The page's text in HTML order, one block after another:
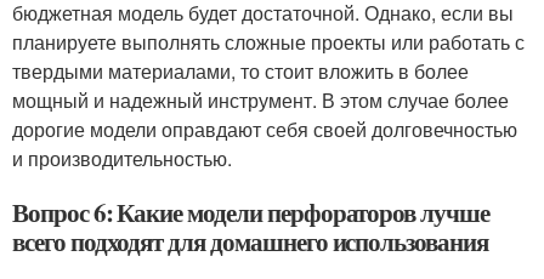
бюджетная модель будет достаточной. Однако, если вы
планируете выполнять сложные проекты или работать с
твердыми материалами, то стоит вложить в более
мощный и надежный инструмент. В этом случае более
дорогие модели оправдают себя своей долговечностью
и производительностью.
Вопрос 6: Какие модели перфораторов лучше
всего подходят для домашнего использования